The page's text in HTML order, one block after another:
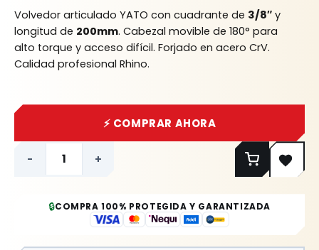
Volvedor articulado YATO con cuadrante de 3/8″ y
longitud de 200mm. Cabezal movible de 180° para
alto torque y acceso difícil. Forjado en acero CrV.
Calidad profesional Rhino.
- +
⚡ COMPRAR AHORA
🔒COMPRA 100% PROTEGIDA Y GARANTIZADA